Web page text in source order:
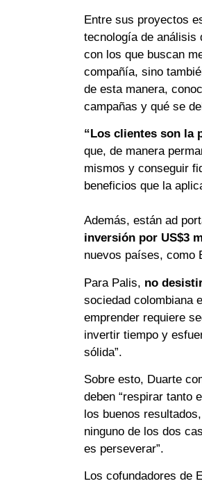
Entre sus proyectos
tecnología de análisis
con los que buscan
compañía, sino
de esta manera,
campañas y qué se
“Los clientes son la
que, de manera
mismos y conseguir
beneficios que la
Además, están ad
inversión por US$3
nuevos países, como
Para Palis, no
sociedad colombiana
emprender requiere
invertir tiempo y
sólida”.
Sobre esto, Duarte
deben “respirar tanto
los buenos
ninguno de los dos
es perseverar”.
Los cofundadores de